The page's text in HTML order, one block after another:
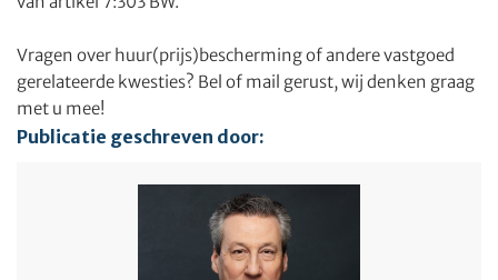
Vragen over huur(prijs)bescherming of andere vastgoed
gerelateerde kwesties? Bel of mail gerust, wij denken graag
met u mee!
Publicatie geschreven door: